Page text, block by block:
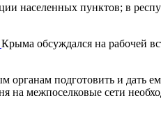
населенных пунктов; в
Крыма обсуждался на рабочей
подготовить и дать
на межпоселковые сети